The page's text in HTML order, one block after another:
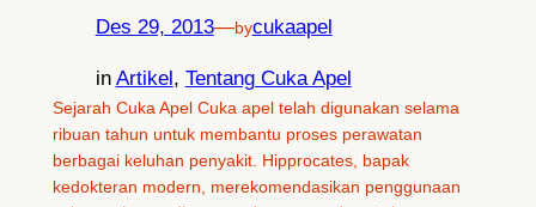
Des 29, 2013—bycukaapel
in Artikel, Tentang Cuka Apel
Sejarah Cuka Apel Cuka apel telah digunakan selama
ribuan tahun untuk membantu proses perawatan
berbagai keluhan penyakit. Hipprocates, bapak
kedokteran modern, merekomendasikan penggunaan